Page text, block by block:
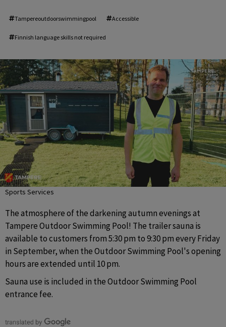
Tampereoutdoorswimmingpool Accessible
Finnish language skills not required
Sports Services
The atmosphere of the darkening autumn evenings at
Tampere Outdoor Swimming Pool! The trailer sauna is
available to customers from 5:30 pm to 9:30 pm every Friday
in September, when the Outdoor Swimming Pool's opening
hours are extended until 10 pm.
Sauna use is included in the Outdoor Swimming Pool
entrance fee.